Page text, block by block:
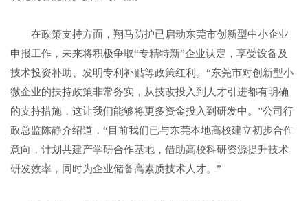
在政策支持方面，翔马防护已启动东莞市创新型中小企业
申报工作，未来将积极争取“专精特新”企业认定，享受设备及
技术投资补助、发明专利补贴等政策红利。“东莞市对创新型小
微企业的扶持政策非常务实，从技改投入到人才引进都有明确
的支持措施，这让我们能够将更多资金投入到研发中。”公司行
政总监陈静介绍道，“目前我们已与东莞本地高校建立初步合作
意向，计划共建产学研合作基地，借助高校科研资源提升技术
研发效率，同时为企业储备高素质技术人才。”